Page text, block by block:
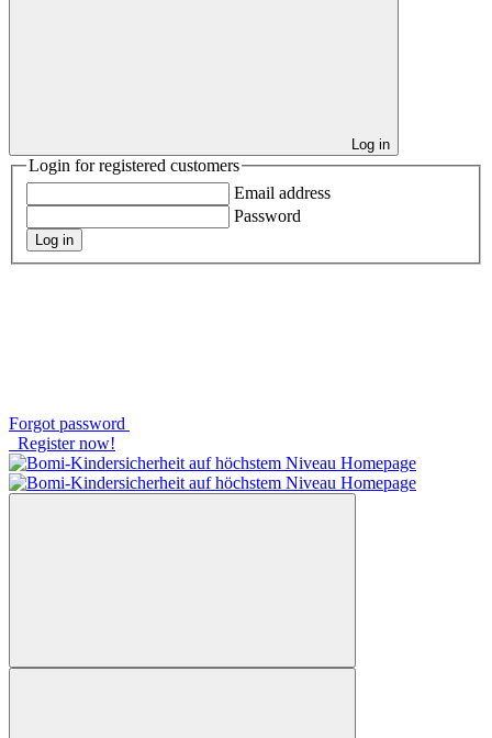
Log in
Login for registered customers
Email address
Password
Log in
Forgot password
Register now!